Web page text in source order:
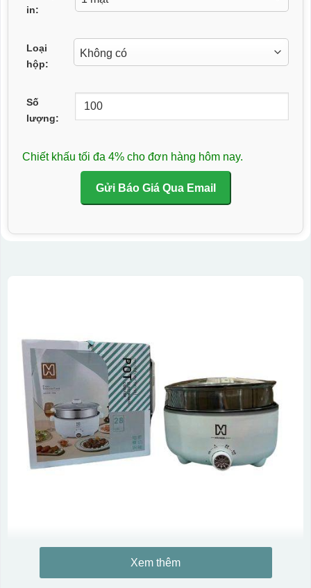
in:
Loại
hộp:
Số
lượng:
Chiết khấu tối đa 4% cho đơn hàng hôm nay.
Gửi Báo Giá Qua Email
Xem thêm